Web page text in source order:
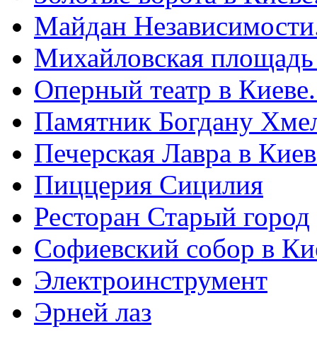
Майдан
Михайловская
Оперный театр в
Памятник Богдану
Печерская Лавра в
Пиццерия Сицилия
Ресторан Старый город
Софиевский собор в
Электроинструмент
Эрней лаз